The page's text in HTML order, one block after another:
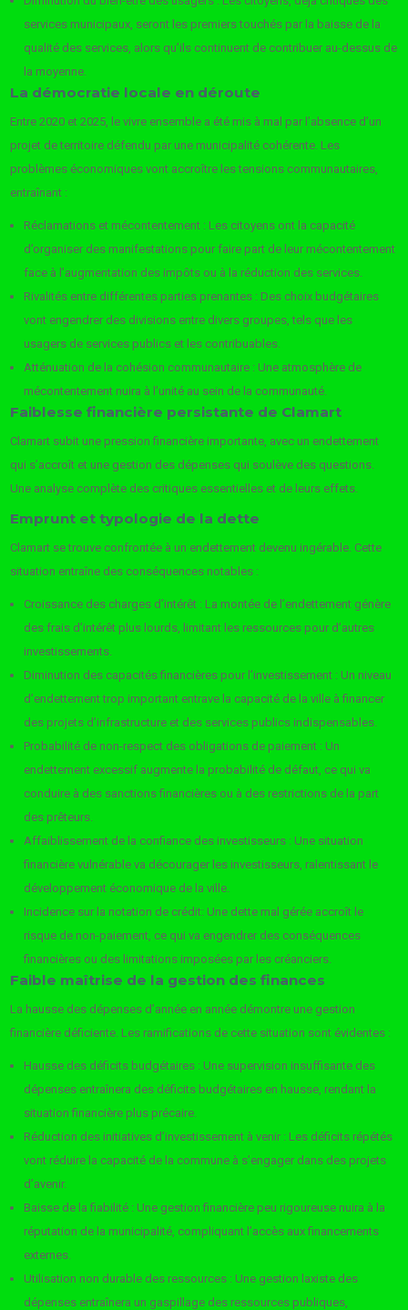
services municipaux, seront les premiers touchés par la baisse de la
qualité des services, alors qu’ils continuent de contribuer au-dessus de
la moyenne.
La démocratie locale en déroute
Entre 2020 et 2025, le vivre ensemble a été mis à mal par l’absence d’un
projet de territoire défendu par une municipalité cohérente. Les
problèmes économiques vont accroître les tensions communautaires,
entraînant :
Réclamations et mécontentement : Les citoyens ont la capacité
d’organiser des manifestations pour faire part de leur mécontentement
face à l’augmentation des impôts ou à la réduction des services.
Rivalités entre différentes parties prenantes : Des choix budgétaires
vont engendrer des divisions entre divers groupes, tels que les
usagers de services publics et les contribuables.
Atténuation de la cohésion communautaire : Une atmosphère de
mécontentement nuira à l’unité au sein de la communauté.
Faiblesse financière persistante de Clamart
Clamart subit une pression financière importante, avec un endettement
qui s’accroît et une gestion des dépenses qui soulève des questions.
Une analyse complète des critiques essentielles et de leurs effets.
Emprunt et typologie de la dette
Clamart se trouve confrontée à un endettement devenu ingérable. Cette
situation entraîne des conséquences notables :
Croissance des charges d’intérêt : La montée de l’endettement génère
des frais d’intérêt plus lourds, limitant les ressources pour d’autres
investissements.
Diminution des capacités financières pour l’investissement : Un niveau
d’endettement trop important entrave la capacité de la ville à financer
des projets d’infrastructure et des services publics indispensables.
Probabilité de non-respect des obligations de paiement : Un
endettement excessif augmente la probabilité de défaut, ce qui va
conduire à des sanctions financières ou à des restrictions de la part
des prêteurs.
Affaiblissement de la confiance des investisseurs : Une situation
financière vulnérable va décourager les investisseurs, ralentissant le
développement économique de la ville.
Incidence sur la notation de crédit: Une dette mal gérée accroît le
risque de non-paiement, ce qui va engendrer des conséquences
financières ou des limitations imposées par les créanciers.
Faible maîtrise de la gestion des finances
La hausse des dépenses d’année en année démontre une gestion
financière déficiente. Les ramifications de cette situation sont évidentes :
Hausse des déficits budgétaires : Une supervision insuffisante des
dépenses entraînera des déficits budgétaires en hausse, rendant la
situation financière plus précaire.
Réduction des initiatives d’investissement à venir : Les déficits répétés
vont réduire la capacité de la commune à s’engager dans des projets
d’avenir.
Baisse de la fiabilité : Une gestion financière peu rigoureuse nuira à la
réputation de la municipalité, compliquant l’accès aux financements
externes.
Utilisation non durable des ressources : Une gestion laxiste des
dépenses entraînera un gaspillage des ressources publiques,